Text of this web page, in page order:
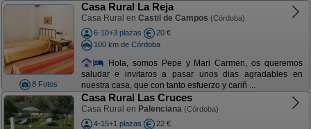
8 Fotos
Casa Rural La Reja
Casa Rural en Castil de Campos (Córdoba)
6-10+3 plazas
20 €
100 km de Córdoba
Hola, somos Pepe y Mari Carmen, os queremos
saludar e invitaros a pasar unos dias agradables en
nuestra casa, que con tanto esfuerzo y cariñ ...
Casa Rural Las Cruces
Casa Rural en Palenciana (Córdoba)
4-15+1 plazas
22 €